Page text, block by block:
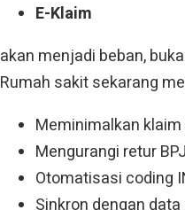
E-Klaim
akan menjadi beban,
Rumah sakit sekarang
Meminimalkan
Mengurangi retur
Otomatisasi coding
Sinkron dengan